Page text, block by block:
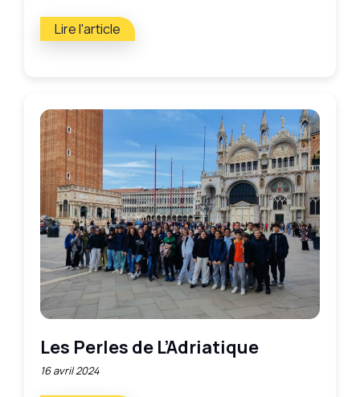
Lire l'article
Les Perles de L’Adriatique
16 avril 2024